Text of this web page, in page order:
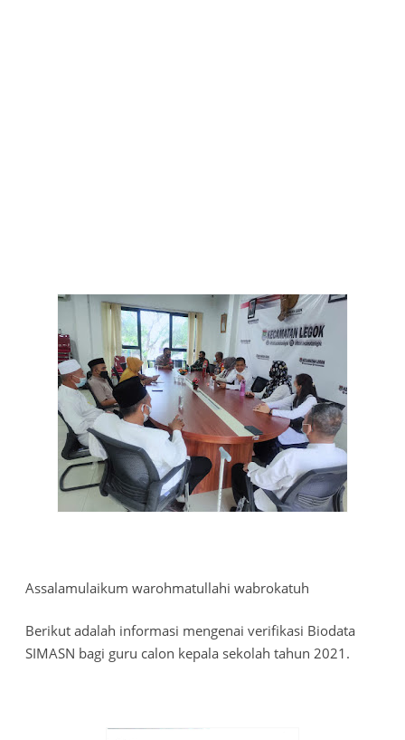
Assalamulaikum warohmatullahi wabrokatuh
Berikut adalah informasi mengenai verifikasi Biodata
SIMASN bagi guru calon kepala sekolah tahun 2021.